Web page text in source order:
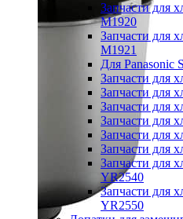
Запчасти для
M1920
Запчасти для
M1921
Для Panasonic
Запчасти для
Запчасти для
Запчасти для
Запчасти для
Запчасти для
Запчасти для
Запчасти для
YR2540
Запчасти для
YR2550